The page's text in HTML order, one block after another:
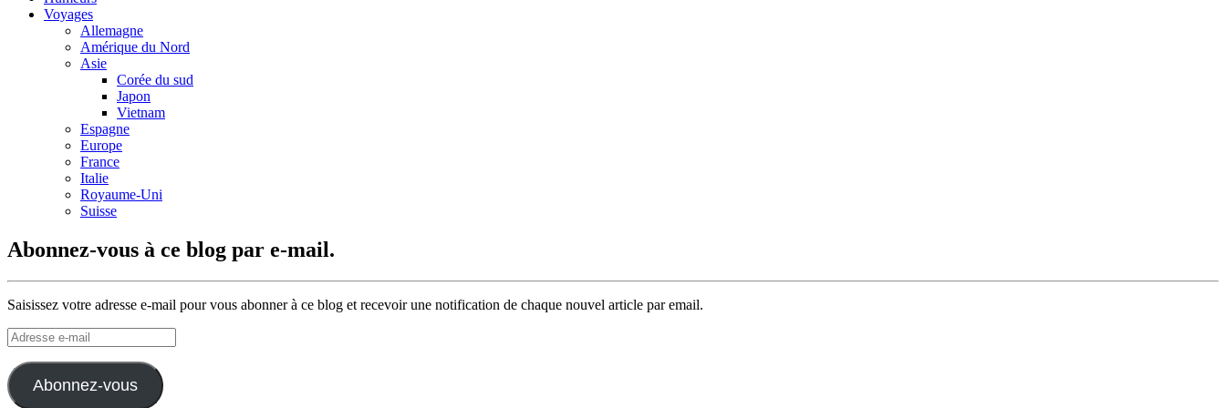
Voyages
Allemagne
Amérique du Nord
Asie
Corée du sud
Japon
Vietnam
Espagne
Europe
France
Italie
Royaume-Uni
Suisse
Abonnez-vous à ce blog par e-mail.
Saisissez votre adresse e-mail pour vous abonner à ce blog et recevoir une notification de chaque nouvel article par email.
Adresse
e-
mail
Abonnez-vous